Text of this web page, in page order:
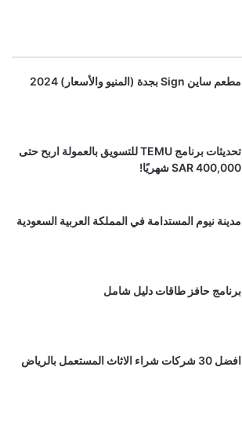
مطعم ساين Sign بجدة (المنيو والأسعار) 2024
تحديثات برنامج TEMU للتسويق بالعمولة اربح حتى
SAR 400,000 شهريًا!
مدينة نيوم المستدامة في المملكة العربية السعودية
برنامج حافز طاقات دليل شامل
افضل 30 شركات شراء الاثاث المستعمل بالرياض